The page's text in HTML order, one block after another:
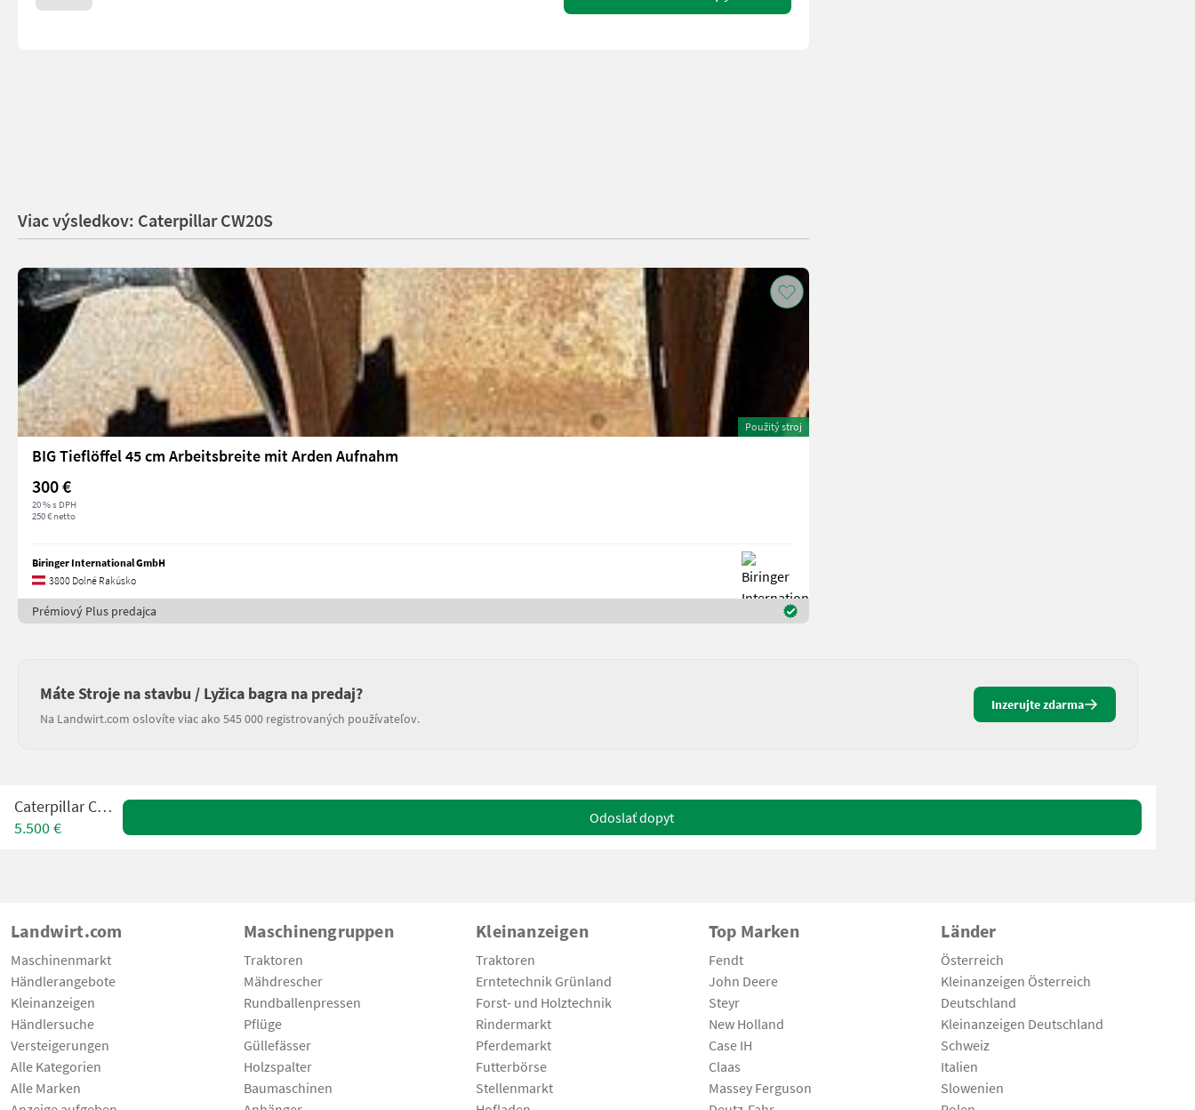
Viac výsledkov: Caterpillar CW20S
Použitý stroj
BIG Tieflöffel 45 cm Arbeitsbreite mit Arden Aufnahm
300 €
20 % s DPH
250 € netto
Biringer International GmbH
3800 Dolné Rakúsko
Prémiový Plus predajca
Máte Stroje na stavbu / Lyžica bagra na predaj?
Na Landwirt.com oslovíte viac ako 545 000 registrovaných používateľov.
Inzerujte zdarma
Caterpillar CW20S
5.500 €
Odoslať dopyt
Landwirt.com
Maschinenmarkt
Händlerangebote
Kleinanzeigen
Händlersuche
Versteigerungen
Alle Kategorien
Alle Marken
Maschinengruppen
Traktoren
Mähdrescher
Rundballenpressen
Pflüge
Güllefässer
Holzspalter
Baumaschinen
Kleinanzeigen
Traktoren
Erntetechnik Grünland
Forst- und Holztechnik
Rindermarkt
Pferdemarkt
Futterbörse
Stellenmarkt
Top Marken
Fendt
John Deere
Steyr
New Holland
Case IH
Claas
Massey Ferguson
Länder
Österreich
Kleinanzeigen Österreich
Deutschland
Kleinanzeigen Deutschland
Schweiz
Italien
Slowenien